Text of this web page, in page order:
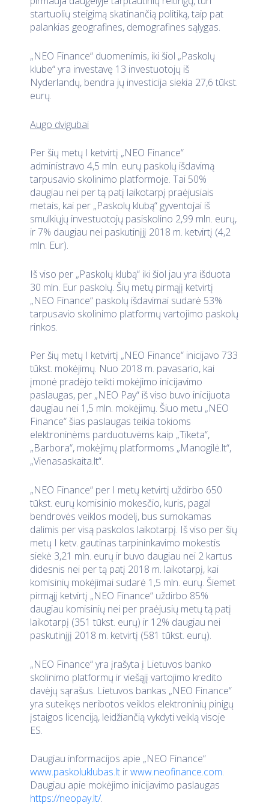
startuolių steigimą skatinančią politiką, taip pat
palankias geografines, demografines sąlygas.
„NEO Finance“ duomenimis, iki šiol „Paskolų
klube“ yra investavę 13 investuotojų iš
Nyderlandų, bendra jų investicija siekia 27,6 tūkst.
eurų.
Augo dvigubai
Per šių metų I ketvirtį „NEO Finance“
administravo 4,5 mln. eurų paskolų išdavimą
tarpusavio skolinimo platformoje. Tai 50%
daugiau nei per tą patį laikotarpį praėjusiais
metais, kai per „Paskolų klubą“ gyventojai iš
smulkiųjų investuotojų pasiskolino 2,99 mln. eurų,
ir 7% daugiau nei paskutinįjį 2018 m. ketvirtį (4,2
mln. Eur).
Iš viso per „Paskolų klubą“ iki šiol jau yra išduota
30 mln. Eur paskolų. Šių metų pirmąjį ketvirtį
„NEO Finance“ paskolų išdavimai sudarė 53%
tarpusavio skolinimo platformų vartojimo paskolų
rinkos.
Per šių metų I ketvirtį „NEO Finance“ inicijavo 733
tūkst. mokėjimų. Nuo 2018 m. pavasario, kai
įmonė pradėjo teikti mokėjimo inicijavimo
paslaugas, per „NEO Pay“ iš viso buvo inicijuota
daugiau nei 1,5 mln. mokėjimų. Šiuo metu „NEO
Finance“ šias paslaugas teikia tokioms
elektroninėms parduotuvėms kaip „Tiketa“,
„Barbora“, mokėjimų platformoms „Manogilė.lt“,
„Vienasaskaita.lt“.
„NEO Finance“ per I metų ketvirtį uždirbo 650
tūkst. eurų komisinio mokesčio, kuris, pagal
bendrovės veiklos modelį, bus sumokamas
dalimis per visą paskolos laikotarpį. Iš viso per šių
metų I ketv. gautinas tarpininkavimo mokestis
siekė 3,21 mln. eurų ir buvo daugiau nei 2 kartus
didesnis nei per tą patį 2018 m. laikotarpį, kai
komisinių mokėjimai sudarė 1,5 mln. eurų. Šiemet
pirmąjį ketvirtį „NEO Finance“ uždirbo 85%
daugiau komisinių nei per praėjusių metų tą patį
laikotarpį (351 tūkst. eurų) ir 12% daugiau nei
paskutinįjį 2018 m. ketvirtį (581 tūkst. eurų).
„NEO Finance“ yra įrašyta į Lietuvos banko
skolinimo platformų ir viešąjį vartojimo kredito
davėjų sąrašus. Lietuvos bankas „NEO Finance“
yra suteikęs neribotos veiklos elektroninių pinigų
įstaigos licenciją, leidžiančią vykdyti veiklą visoje
ES.
Daugiau informacijos apie „NEO Finance“
www.paskoluklubas.lt irwww.neofinance.com.
Daugiau apie mokėjimo inicijavimo paslaugas
https://neopay.lt/.